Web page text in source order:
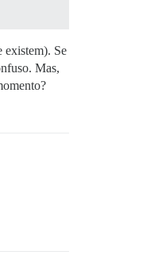
existem). Se
Mas,